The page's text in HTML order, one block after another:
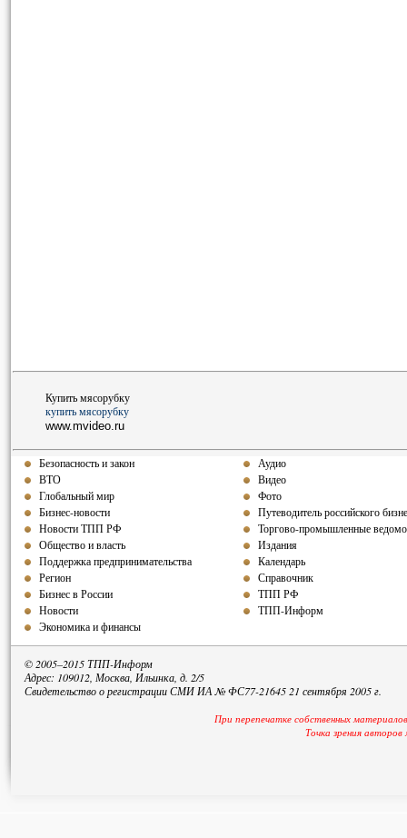
Купить мясорубку
купить мясорубку
www.mvideo.ru
Безопасность и закон
ВТО
Глобальный мир
Бизнес-новости
Новости ТПП РФ
Общество и власть
Поддержка предпринимательства
Регион
Бизнес в России
Новости
Экономика и финансы
Аудио
Видео
Фото
Путеводитель российского
Торгово-промышленные
Издания
Календарь
Справочник
ТПП РФ
ТПП-Информ
© 2005–2015 ТПП-Информ
Адрес: 109012, Москва, Ильинка, д. 2/5
Свидетельство о регистрации СМИ ИА № ФС77-21645 21 сентября 2005 г.
При перепечатке собственных
Точка зрения